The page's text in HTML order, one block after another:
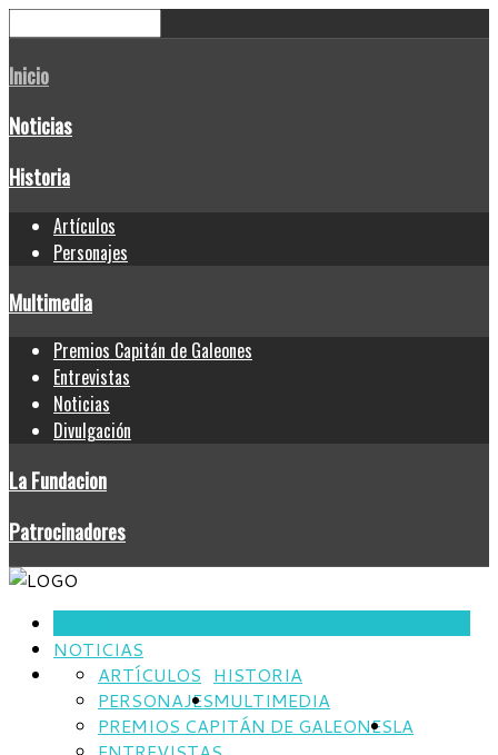
Inicio
Noticias
Historia
Artículos
Personajes
Multimedia
Premios Capitán de Galeones
Entrevistas
Noticias
Divulgación
La Fundacion
Patrocinadores
NOTICIAS
HISTORIA
ARTÍCULOS
PERSONAJESMULTIMEDIA
PREMIOS CAPITÁN DE GALEONESLA